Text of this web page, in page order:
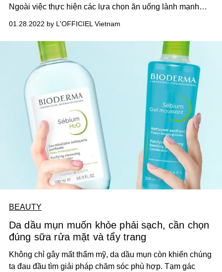
Ngoài việc thực hiện các lựa chọn ăn uống lành mạnh
đầu chăm sóc làn da của mình (nếu bạn chưa làm điều
đó), vì bạn có biết rằng da là cơ quan có kích thước lớn
nhất của cơ thể?
01.28.2022 by L'OFFICIEL Vietnam
BEAUTY
Da dầu mụn muốn khỏe phải sạch, cần chọn
đúng sữa rửa mặt và tẩy trang
Không chỉ gây mất thẩm mỹ, da dầu mụn còn khiến chúng
ta đau đầu tìm giải pháp chăm sóc phù hợp. Tạm gác